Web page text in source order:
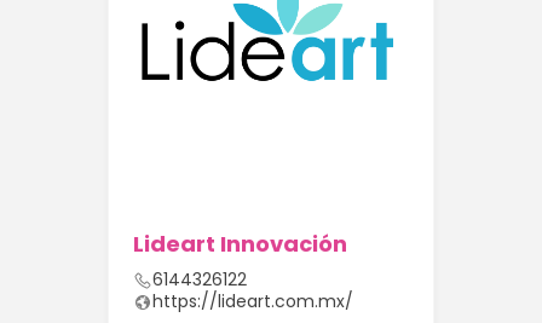
Lideart Innovación
6144326122
https://lideart.com.mx/